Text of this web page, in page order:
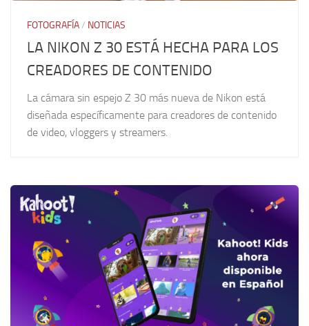
FOTOGRAFÍA/ NOTICIAS
LA NIKON Z 30 ESTÁ HECHA PARA LOS
CREADORES DE CONTENIDO
La cámara sin espejo Z 30 más nueva de Nikon está
diseñada específicamente para creadores de contenido
de video, vloggers y streamers.